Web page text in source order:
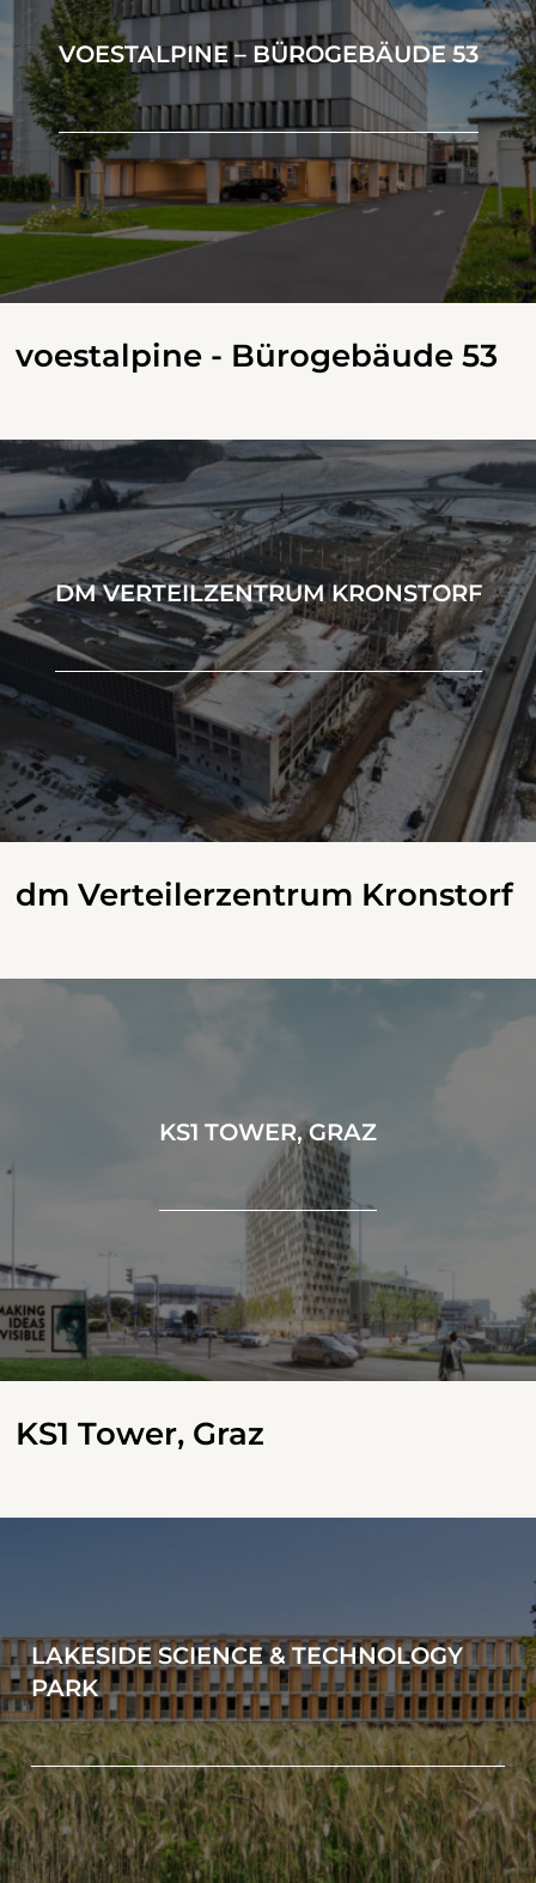
VOESTALPINE – BÜROGEBÄUDE 53
voestalpine - Bürogebäude 53
DM VERTEILZENTRUM KRONSTORF
dm Verteilerzentrum Kronstorf
KS1 TOWER, GRAZ
KS1 Tower, Graz
LAKESIDE SCIENCE & TECHNOLOGY
PARK